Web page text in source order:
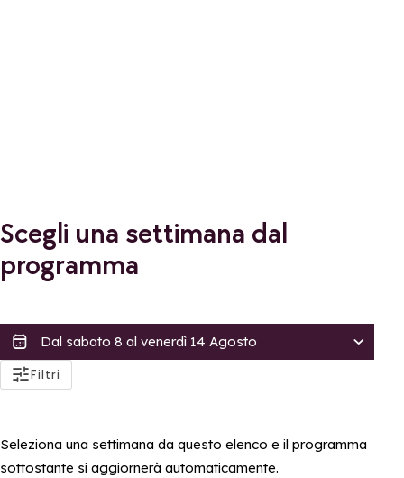
Scegli una settimana dal
programma
Filtri
attività
filtres_label_accessibilite_poussette
Seleziona una settimana da questo elenco e il programma
sottostante si aggiornerà automaticamente.